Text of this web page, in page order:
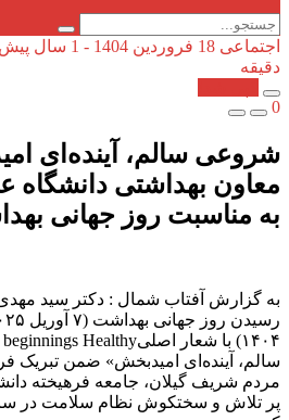
اجتماعی 18 فروردین 1404 - 1 سال پیش
دقیقه
0
شروعی سالم، آینده‌ای
معاون بهداشتی دانشگاه
به مناسبت روز جهانی
به گزارش آفتاب شمال : دکتر سید مهدی
سالم، آینده‌ای امیدبخش» ضمن تبریک
مردم شریف گیلان، جامعه فرهیخته
پر تلاش و سختکوش نظام سلامت در